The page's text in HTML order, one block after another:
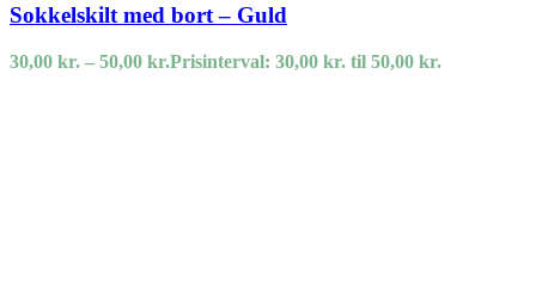
Sokkelskilt med bort – Guld
30,00 kr. – 50,00 kr.Prisinterval: 30,00 kr. til 50,00 kr.